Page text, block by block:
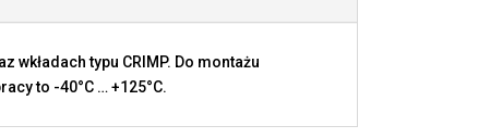
wkładach typu CRIMP. Do montażu
to -40°C … +125°C.